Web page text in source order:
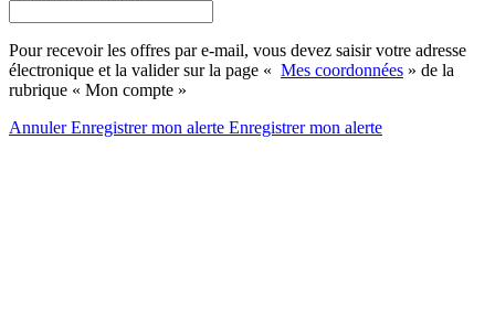
Pour recevoir les offres par e-mail, vous devez saisir votre adresse
électronique et la valider sur la page « Mes coordonnées » de la
rubrique « Mon compte »
AnnulerEnregistrer mon alerte Enregistrermon alerte